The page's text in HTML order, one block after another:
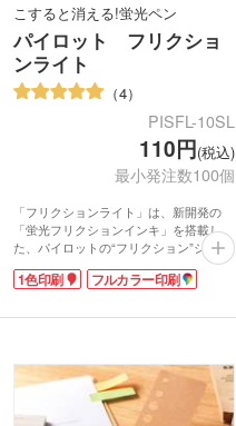
こすると消える!蛍光ペン
パイロット フリクショ
ンライト
4
PISFL-10SL
110円(税込)
最小発注数100個
「フリクションライト」は、新開発の
「蛍光フリクションインキ」を搭載し
た、パイロットの“フリクション”シリー
ズの蛍光ペン。オフィスや学校、ご家庭
でも何かと使う蛍光ペンは、ノベルティ
摩擦熱で筆跡を消去するので消しカスが
長です。仕事や勉強がはかどること間違
いナシ!名入れの目立つ白軸なので、ロ
ゴやイラストのPR効果も抜群です。
1色印刷 フルカラー印刷